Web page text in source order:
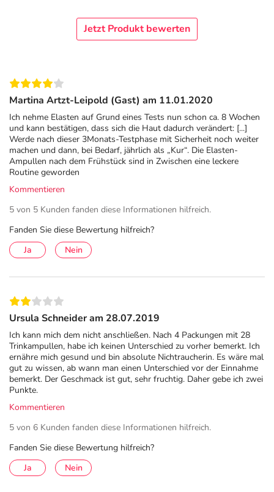
Jetzt Produkt bewerten
Martina Artzt-Leipold (Gast) am 11.01.2020
Ich nehme Elasten auf Grund eines Tests nun schon ca. 8 Wochen
und kann bestätigen, dass sich die Haut dadurch verändert: [...]
Werde nach dieser 3Monats-Testphase mit Sicherheit noch weiter
machen und dann, bei Bedarf, jährlich als „Kur“. Die Elasten-
Ampullen nach dem Frühstück sind in Zwischen eine leckere
Routine geworden
Kommentieren
5 von 5 Kunden fanden diese Informationen hilfreich.
Fanden Sie diese Bewertung hilfreich?
Ja
Nein
Ursula Schneider am 28.07.2019
Ich kann mich dem nicht anschließen. Nach 4 Packungen mit 28
Trinkampullen, habe ich keinen Unterschied zu vorher bemerkt. Ich
ernähre mich gesund und bin absolute Nichtraucherin. Es wäre mal
gut zu wissen, ab wann man einen Unterschied vor der Einnahme
bemerkt. Der Geschmack ist gut, sehr fruchtig. Daher gebe ich zwei
Punkte.
Kommentieren
5 von 6 Kunden fanden diese Informationen hilfreich.
Fanden Sie diese Bewertung hilfreich?
Ja
Nein